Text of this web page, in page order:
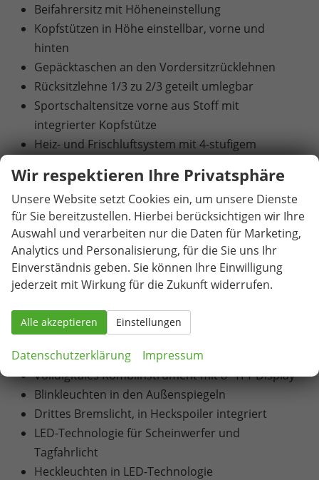
Beifahrersitz mit Höheneinstellung
Kopfstützen in Höhe einstellbar, vorne und
hinten
Gepäcktaschen an den Vordersitzrücklehnen
Rücksitzlehne 1/3 zu 2/3 geteilt umlegbar
Sportschaltensitze vorne aus Stoff mit
integrierter Kopfstütze
Heiz- und Frischluftsystem mit 4-stufigem
2-Zonen-Climatronic (Klimaanlage mit
elektronischer Temperaturregelung)
Pollenfilter
6 Lautsprecher
Infotainmentsystem mit 8,25" Display [USB-C-
Schnittstelle / Bluetooth-Schnittstelle mit
Streaming / Vorbereitet für die Aktivierung von
SEAT CONNECT mit kostenloser Vertragslaufzeit
von 10 Jahren]
Volldigitales Kombiinstrument mit 8" TFT Display
Blinkleuchten in den Außenspiegeln
Drittes Bremslicht, in Heckspoiler integriert
LED-Technologie für Scheinwerfer und
Tagfahrlicht
Heckleuchten in LED-Technologie
Wir respektieren Ihre Privatsphäre
Unsere Website setzt Cookies ein, um unsere Dienste
für Sie bereitzustellen. Hierbei berücksichtigen wir Ihre
Auswahl und verarbeiten nur die Daten für Marketing,
Analytics und Personalisierung, für die Sie uns Ihr
Einverständnis geben. Sie können Ihre Einwilligung
jederzeit mit Wirkung für die Zukunft widerrufen.
Alle akzeptieren Einstellungen
Datenschutzerklärung Impressum